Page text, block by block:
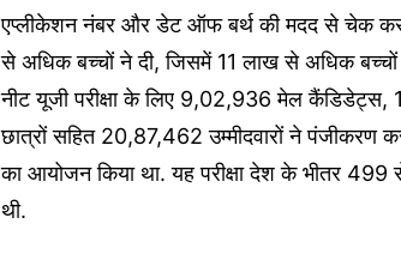
एप्लीकेशन नंबर और डेट ऑफ बर्थ की मदद से चेक
से अधिक बच्चों ने दी, जिसमें 11 लाख से अधिक बच्चों
नीट यूजी परीक्षा के लिए 9,02,936 मेल
छात्रों सहित 20,87,462 उम्मीदवारों ने पंजीकरण
का आयोजन किया था. यह परीक्षा देश के भीतर 499
थी.